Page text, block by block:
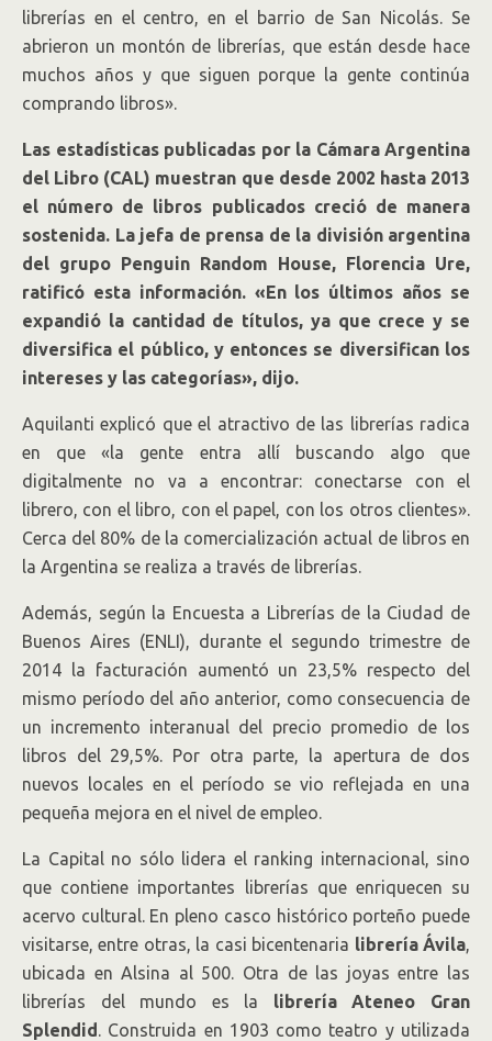
librerías en el centro, en el barrio de San Nicolás. Se
abrieron un montón de librerías, que están desde hace
muchos años y que siguen porque la gente continúa
comprando libros».
Las estadísticas publicadas por la Cámara Argentina
del Libro (CAL) muestran que desde 2002 hasta 2013
el número de libros publicados creció de manera
sostenida. La jefa de prensa de la división argentina
del grupo Penguin Random House, Florencia Ure,
ratificó esta información. «En los últimos años se
expandió la cantidad de títulos, ya que crece y se
diversifica el público, y entonces se diversifican los
intereses y las categorías», dijo.
Aquilanti explicó que el atractivo de las librerías radica
en que «la gente entra allí buscando algo que
digitalmente no va a encontrar: conectarse con el
librero, con el libro, con el papel, con los otros clientes».
Cerca del 80% de la comercialización actual de libros en
la Argentina se realiza a través de librerías.
Además, según la Encuesta a Librerías de la Ciudad de
Buenos Aires (ENLI), durante el segundo trimestre de
2014 la facturación aumentó un 23,5% respecto del
mismo período del año anterior, como consecuencia de
un incremento interanual del precio promedio de los
libros del 29,5%. Por otra parte, la apertura de dos
nuevos locales en el período se vio reflejada en una
pequeña mejora en el nivel de empleo.
La Capital no sólo lidera el ranking internacional, sino
que contiene importantes librerías que enriquecen su
acervo cultural. En pleno casco histórico porteño puede
visitarse, entre otras, la casi bicentenaria librería Ávila,
ubicada en Alsina al 500. Otra de las joyas entre las
librerías del mundo es la librería Ateneo Gran
Splendid. Construida en 1903 como teatro y utilizada